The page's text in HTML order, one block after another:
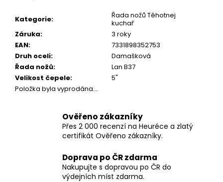
Kategorie:
Řada nožů Těhotnej
kuchař
Záruka:
3 roky
EAN:
7331898352753
Druh oceli:
Damašková
Řada nožů:
Lan B37
Velikost čepele:
5"
Položka byla vyprodána…
Ověřeno zákazníky
Přes 2 000 recenzí na Heuréce a zlatý
certifikát Ověřeno zákazníky.
Doprava po ČR zdarma
Nakupujte s dopravou po ČR do
výdejních míst zdarma.